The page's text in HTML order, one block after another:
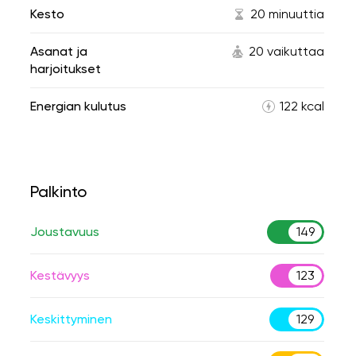
Kesto 20 minuuttia
Asanat ja
harjoitukset
20 vaikuttaa
Energian kulutus 122 kcal
Palkinto
Joustavuus 149
Kestävyys 123
Keskittyminen 129